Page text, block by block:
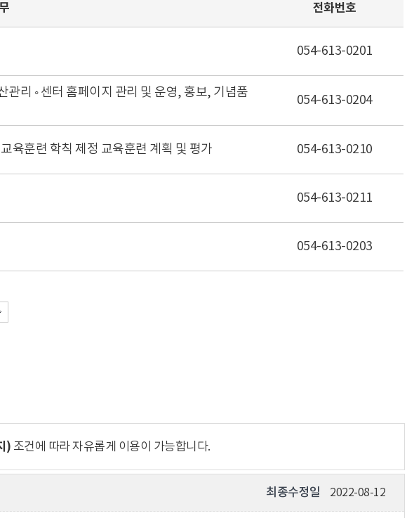
전화번호
054-613-0201
관리 ◦ 센터 홈페이지 관리 및 운영, 홍보, 기념품
054-613-0204
육훈련 학칙 제정 교육훈련 계획 및 평가 054-613-0210
054-613-0211
054-613-0203
) 조건에 따라 자유롭게 이용이 가능합니다.
최종수정일 2022-08-12